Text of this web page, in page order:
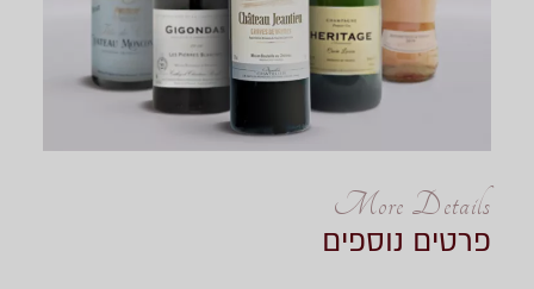
More Details
פרטים נוספים